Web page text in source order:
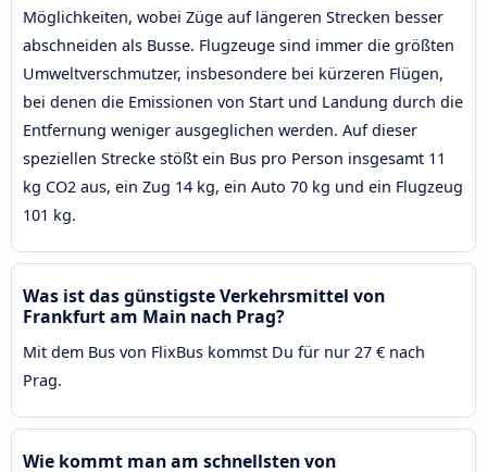
Möglichkeiten, wobei Züge auf längeren Strecken besser
abschneiden als Busse. Flugzeuge sind immer die größten
Umweltverschmutzer, insbesondere bei kürzeren Flügen,
bei denen die Emissionen von Start und Landung durch die
Entfernung weniger ausgeglichen werden. Auf dieser
speziellen Strecke stößt ein Bus pro Person insgesamt 11
kg CO2 aus, ein Zug 14 kg, ein Auto 70 kg und ein Flugzeug
101 kg.
Was ist das günstigste Verkehrsmittel von
Frankfurt am Main nach Prag?
Mit dem Bus von FlixBus kommst Du für nur 27 € nach
Prag.
Wie kommt man am schnellsten von